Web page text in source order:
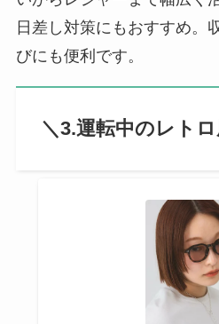
日差し対策にもおすすめ。
びにも便利です。
＼3.運転中のレト